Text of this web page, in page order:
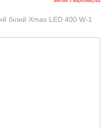
білий Xmas LED 400 W-1